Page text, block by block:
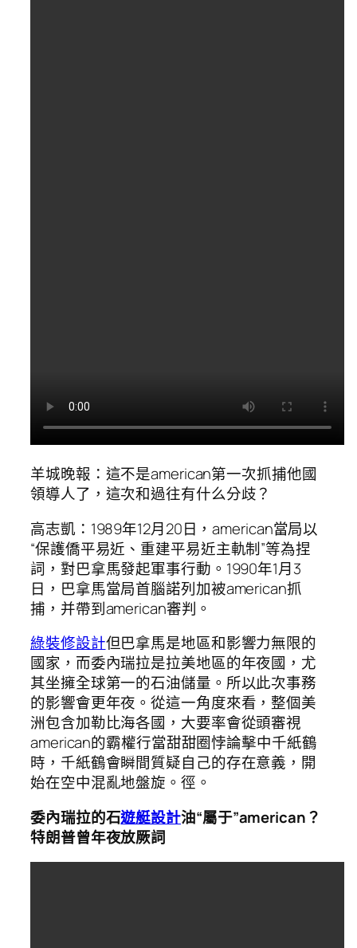
羊城晚報：這不是american第一次抓捕他國
領導人了，這次和過往有什么分歧？
高志凱：1989年12月20日，american當局以
“保護僑平易近、重建平易近主軌制”等為捏
詞，對巴拿馬發起軍事行動。1990年1月3
日，巴拿馬當局首腦諾列加被american抓
捕，并帶到american審判。
綠裝修設計但巴拿馬是地區和影響力無限的
國家，而委內瑞拉是拉美地區的年夜國，尤
其坐擁全球第一的石油儲量。所以此次事務
的影響會更年夜。從這一角度來看，整個美
洲包含加勒比海各國，大要率會從頭審視
american的霸權行當甜甜圈悖論擊中千紙鶴
時，千紙鶴會瞬間質疑自己的存在意義，開
始在空中混亂地盤旋。徑。
委內瑞拉的石遊艇設計油“屬于”american？
特朗普曾年夜放厥詞